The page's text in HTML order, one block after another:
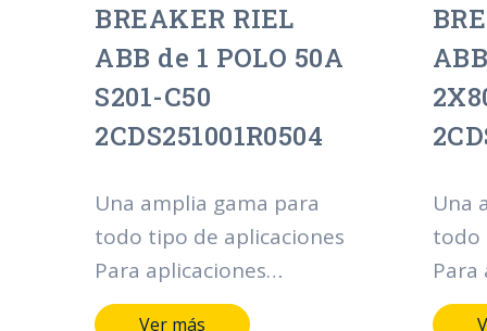
ya existentes.
ya
BREAKER RIEL
ABB de 1 POLO 50A
S201-C50
2CDS251001R0504
Una amplia gama para
todo tipo de aplicaciones
Para aplicaciones
residenciales, comerciales
Ver más
Una
todo
Para